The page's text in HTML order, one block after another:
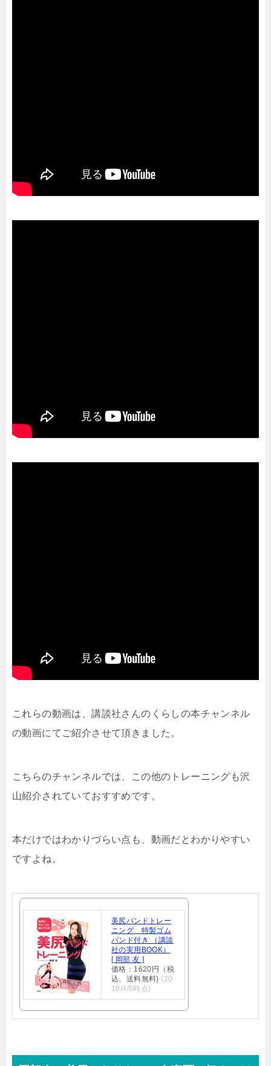
これらの動画は、講談社さんのくらしの本チャンネル
の動画にてご紹介させて頂きました。
こちらのチャンネルでは、この他のトレーニングも沢
山紹介されていておすすめです。
本だけではわかりづらい点も、動画だとわかりやすい
ですよね。
美尻バンドトレー
ニング 特製ゴム
バンド付き （講談
社の実用BOOK）
[ 岡部 友 ]
価格：1620円（税
込、送料無料) (20
19/4/6時点)